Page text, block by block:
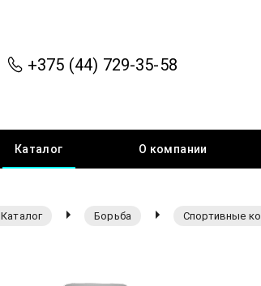
+375 (44) 729-35-58
Каталог О компании
Каталог Борьба Спортивные